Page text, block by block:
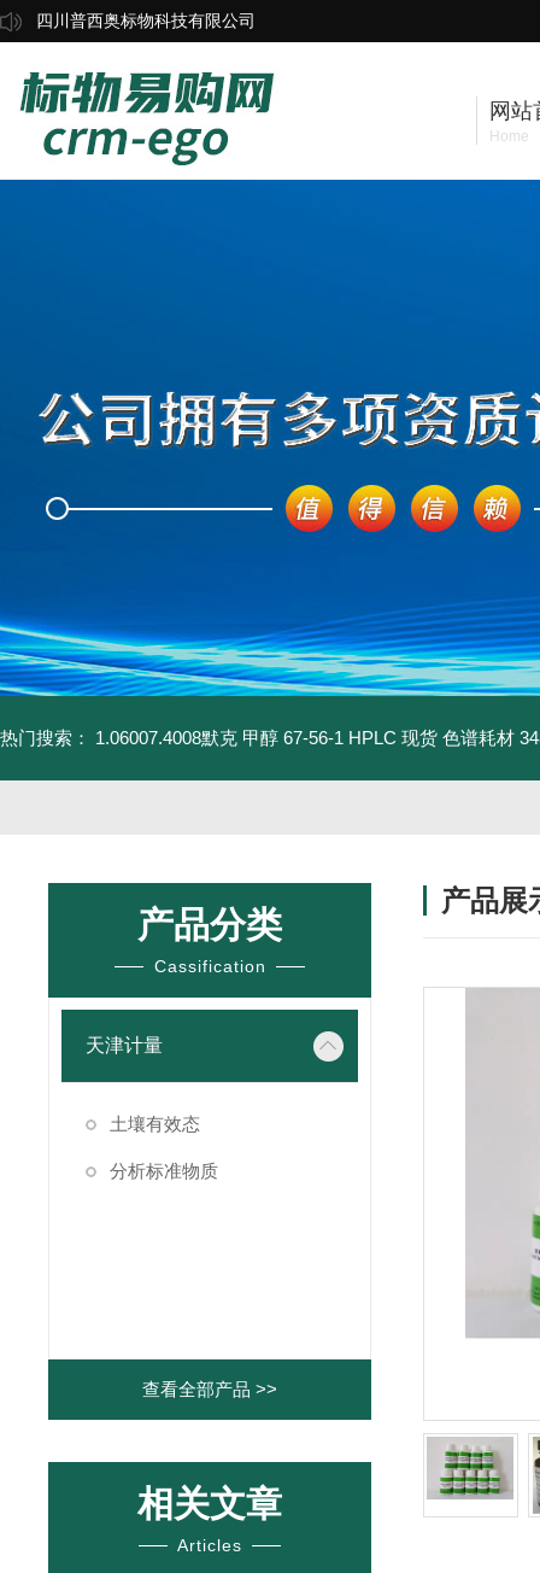
四川普西奥标物科技有限公司
网站
Home
热门搜索： 1.06007.4008默克 甲醇 67-56-1 HPLC 现货 色谱耗材
产品分类
Cassification
天津计量
土壤有效态
分析标准物质
查看全部产品 >>
相关文章
Articles
产品展